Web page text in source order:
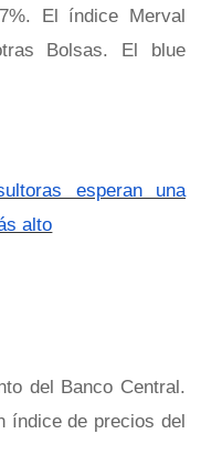
El índice Merval
Bolsas. El blue
esperan una
alto
del Banco Central.
índice de precios del